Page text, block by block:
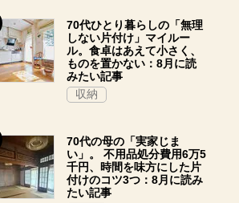
70代ひとり暮らしの「無理
しない片付け」マイルー
ル。食卓はあえて小さく、
ものを置かない：8月に読
みたい記事
収納
70代の母の「実家じま
い」。 不用品処分費用6万5
千円、時間を味方にした片
付けのコツ3つ：8月に読み
たい記事